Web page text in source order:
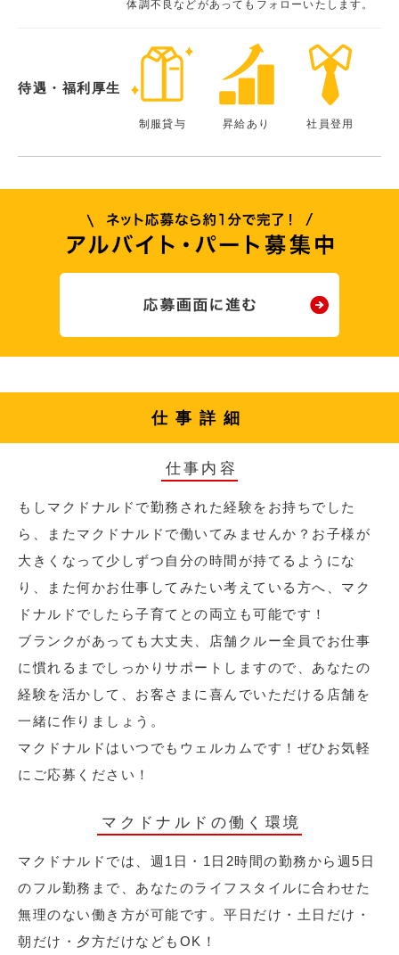
体調不良などがあってもフォローいたします。
待遇・福利厚生
制服貸与 昇給あり 社員登用
仕事詳細
仕事内容
もしマクドナルドで勤務された経験をお持ちでした
ら、またマクドナルドで働いてみませんか？お子様が
大きくなって少しずつ自分の時間が持てるようにな
り、また何かお仕事してみたい考えている方へ、マク
ドナルドでしたら子育てとの両立も可能です！
ブランクがあっても大丈夫、店舗クルー全員でお仕事
に慣れるまでしっかりサポートしますので、あなたの
経験を活かして、お客さまに喜んでいただける店舗を
一緒に作りましょう。
マクドナルドはいつでもウェルカムです！ぜひお気軽
にご応募ください！
マクドナルドの働く環境
マクドナルドでは、週1日・1日2時間の勤務から週5日
のフル勤務まで、あなたのライフスタイルに合わせた
無理のない働き方が可能です。平日だけ・土日だけ・
朝だけ・夕方だけなどもOK！